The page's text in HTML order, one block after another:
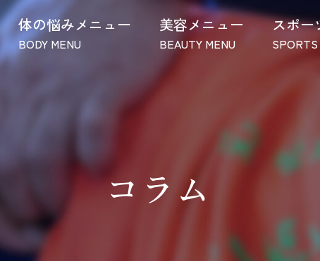
体の悩みメニュー
BODY MENU
美容メニュー
BEAUTY MENU
スポー
コラム